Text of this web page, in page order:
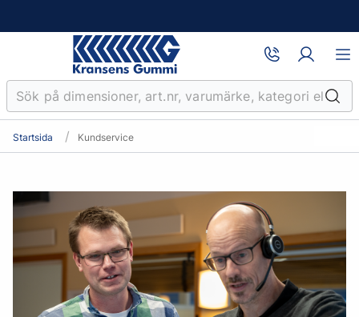
Startsida Kundservice